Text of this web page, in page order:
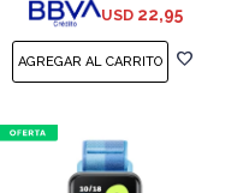
USD 22,95